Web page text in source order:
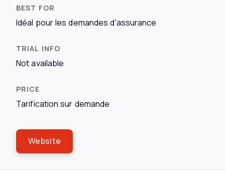
Idéal pour les demandes d'assurance
Not available
Tarification sur demande
Website